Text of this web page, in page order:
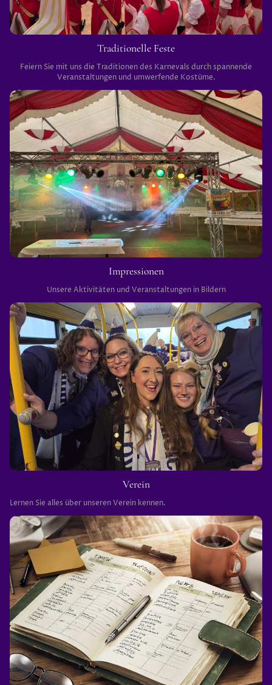
Traditionelle Feste
Feiern Sie mit uns die Traditionen des Karnevals durch spannende
Veranstaltungen und umwerfende Kostüme.
Impressionen
Unsere Aktivitäten und Veranstaltungen in Bildern
Verein
Lernen Sie alles über unseren Verein kennen.